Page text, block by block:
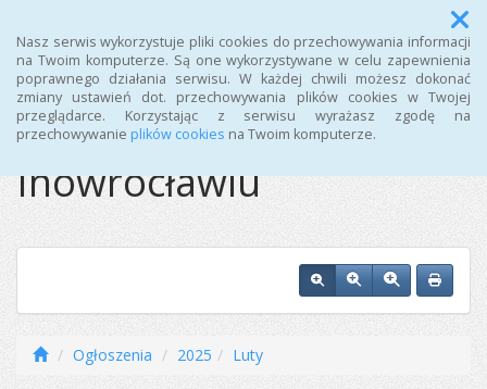
Nasz serwis wykorzystuje pliki cookies do przechowywania informacji
na Twoim komputerze. Są one wykorzystywane w celu zapewnienia
poprawnego działania serwisu. W każdej chwili możesz dokonać
zmiany ustawień dot. przechowywania plików cookies w Twojej
przeglądarce. Korzystając z serwisu wyrażasz zgodę na
przechowywanie plików cookies na Twoim komputerze.
Menu
Ośrodek Sportu i
Rekreacji w
Inowrocławiu
Ogłoszenia 2025 Luty